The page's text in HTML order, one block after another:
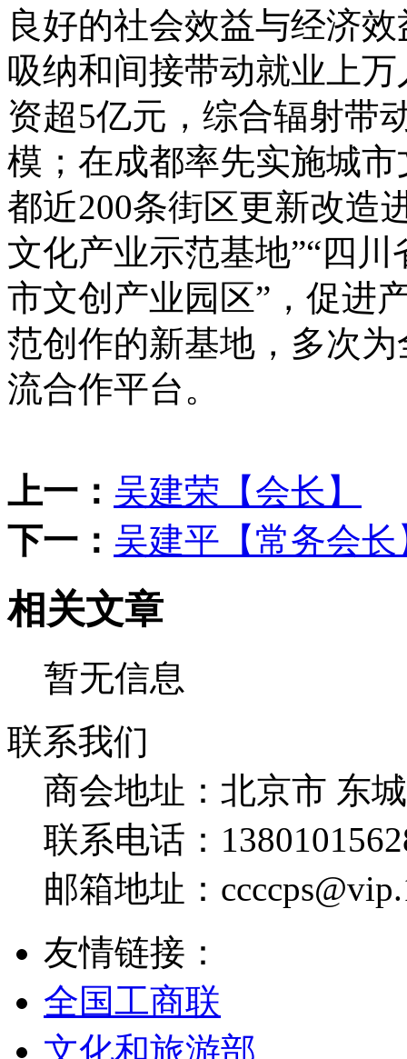
良好的社会效益与经济
吸纳和间接带动就业上
资超5亿元，综合辐射带
模；在成都率先实施城
都近200条街区更新改造
文化产业示范基地”“四
市文创产业园区”，促进
范创作的新基地，多次
流合作平台。
上一： 吴建荣【会长】
下一： 吴建平【常务会长
相关文章
暂无信息
联系我们
商会地址： 北京市 东
联系电话：
邮箱地址：
友情链接：
全国工商联
文化和旅游部